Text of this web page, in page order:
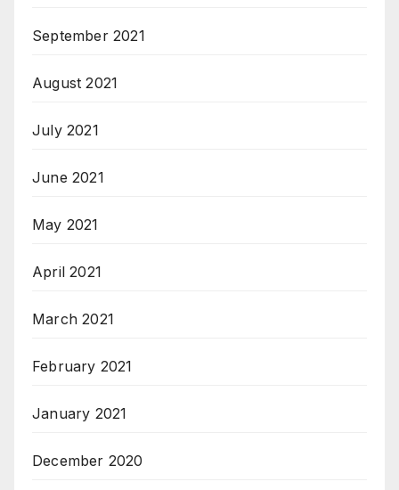
September 2021
August 2021
July 2021
June 2021
May 2021
April 2021
March 2021
February 2021
January 2021
December 2020